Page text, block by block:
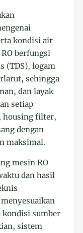
kondisi air
berfungsi
(TDS), logam
sehingga
dan layak
setiap
housing filter,
dengan
maksimal.
mesin RO
dan hasil
kondisi sumber
sistem